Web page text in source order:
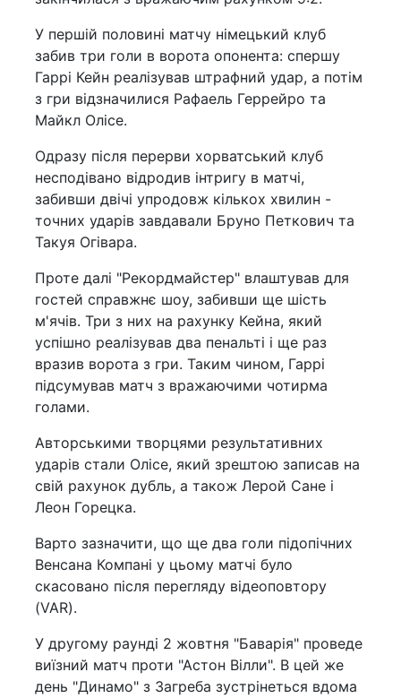
У першій половині матчу німецький клуб
забив три голи в ворота опонента: спершу
Гаррі Кейн реалізував штрафний удар, а потім
з гри відзначилися Рафаель Геррейро та
Майкл Олісе.
Одразу після перерви хорватський клуб
несподівано відродив інтригу в матчі,
забивши двічі упродовж кількох хвилин -
точних ударів завдавали Бруно Петкович та
Такуя Огівара.
Проте далі "Рекордмайстер" влаштував для
гостей справжнє шоу, забивши ще шість
м'ячів. Три з них на рахунку Кейна, який
успішно реалізував два пенальті і ще раз
вразив ворота з гри. Таким чином, Гаррі
підсумував матч з вражаючими чотирма
голами.
Авторськими творцями результативних
ударів стали Олісе, який зрештою записав на
свій рахунок дубль, а також Лерой Сане і
Леон Горецка.
Варто зазначити, що ще два голи підопічних
Венсана Компані у цьому матчі було
скасовано після перегляду відеоповтору
(VAR).
У другому раунді 2 жовтня "Баварія" проведе
виїзний матч проти "Астон Вілли". В цей же
день "Динамо" з Загреба зустрінеться вдома